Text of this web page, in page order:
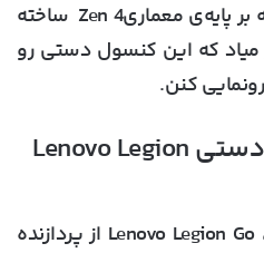
استفاده می‌کنه که بر پایه‌ی معماریZen 4 ساخته
میاد که این کنسول دستی رو
کنن.
مشخصاتش کنسول دستی Lenovo Legion
همونطور که قبلاً گفته شد، Lenovo Legion Go از پردازنده‌